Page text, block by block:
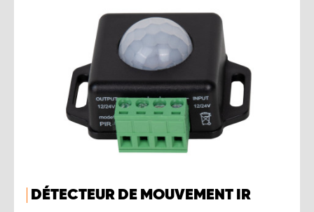
DÉTECTEUR DE MOUVEMENT IR